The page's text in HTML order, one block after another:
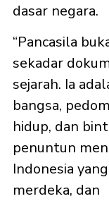
dasar negara.
“Pancasila
sekadar
sejarah. Ia
bangsa,
hidup, dan
penuntun
Indonesia
merdeka, dan